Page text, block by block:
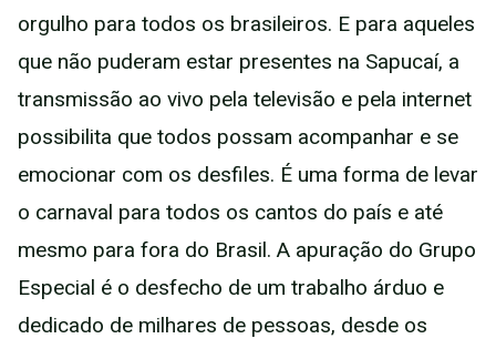
orgulho para todos os brasileiros. E para aqueles
que não puderam estar presentes na Sapucaí, a
transmissão ao vivo pela televisão e pela internet
possibilita que todos possam acompanhar e se
emocionar com os desfiles. É uma forma de levar
o carnaval para todos os cantos do país e até
mesmo para fora do Brasil. A apuração do Grupo
Especial é o desfecho de um trabalho árduo e
dedicado de milhares de pessoas, desde os